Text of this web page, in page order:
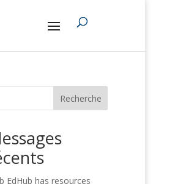
Recherche
EdHub has resources